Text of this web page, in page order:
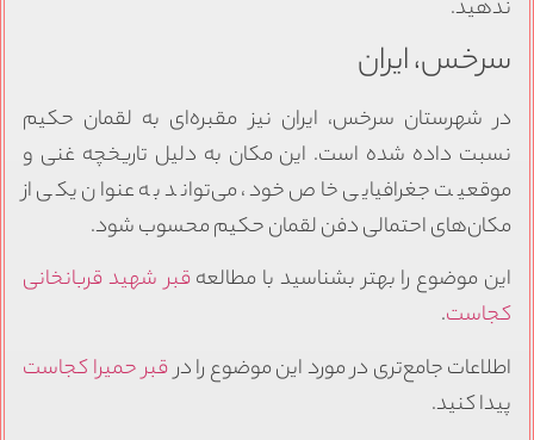
ندهید.
سرخس، ایران
در شهرستان سرخس، ایران نیز مقبره‌ای به لقمان حکیم
نسبت داده شده است. این مکان به دلیل تاریخچه غنی و
موقعیت جغرافیایی خاص خود، می‌تواند به عنوان یکی از
مکان‌های احتمالی دفن لقمان حکیم محسوب شود.
این موضوع را بهتر بشناسید با مطالعهقبر شهید قربانخانی
کجاست.
اطلاعات جامع‌تری در مورد این موضوع را درقبر حمیرا کجاست
پیدا کنید.